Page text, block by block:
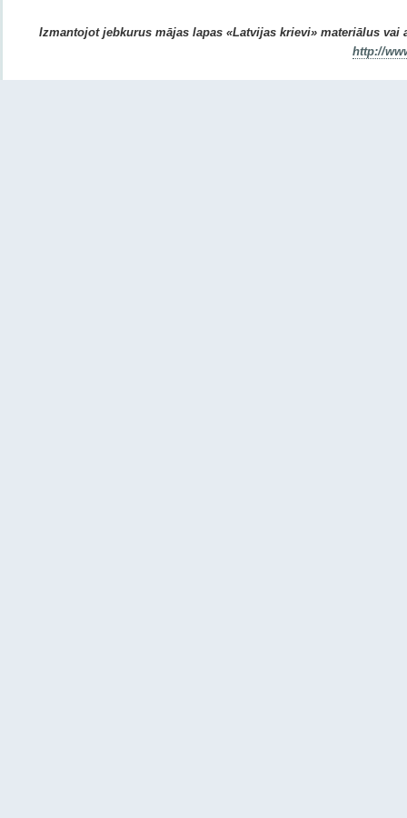
Izmantojot jebkurus mājas lapas «Latvijas krievi» materiālus
http://